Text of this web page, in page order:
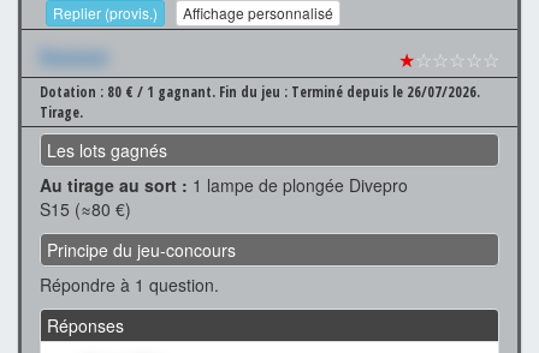
Replier (provis.) Affichage personnalisé
Xxxxxxx ★☆☆☆☆☆
Dotation : 80 € / 1 gagnant. Fin du jeu : Terminé depuis le 26/07/2026.
Tirage.
Les lots gagnés
Au tirage au sort : 1 lampe de plongée Divepro
S15 (≈80 €)
Principe du jeu-concours
Répondre à 1 question.
Réponses